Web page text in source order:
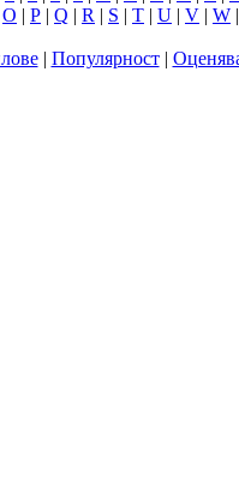
O | P | Q | R | S | T | U | V | W
| Популярност|